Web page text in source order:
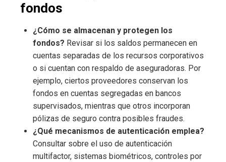
fondos
¿Cómo se almacenan y protegen los
fondos? Revisar si los saldos permanecen en
cuentas separadas de los recursos corporativos
o si cuentan con respaldo de aseguradoras. Por
ejemplo, ciertos proveedores conservan los
fondos en cuentas segregadas en bancos
supervisados, mientras que otros incorporan
pólizas de seguro contra posibles fraudes.
¿Qué mecanismos de autenticación emplea?
Consultar sobre el uso de autenticación
multifactor, sistemas biométricos, controles por